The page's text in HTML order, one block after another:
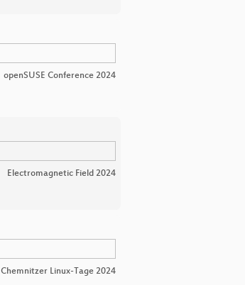
openSUSE Conference 2024
Electromagnetic Field 2024
Chemnitzer Linux-Tage 2024